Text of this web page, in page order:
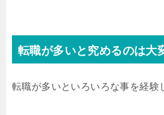
転職が多いと究めるのは大
転職が多いといろいろな事を経験